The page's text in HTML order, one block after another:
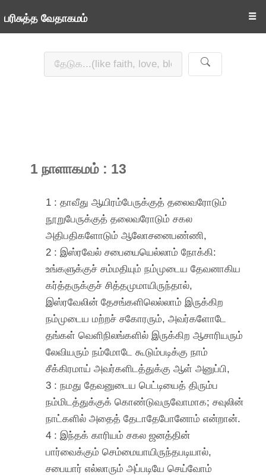
பரிசுத்த வேதாகமம் ☰
1 நாளாகமம் : 13
1 : தாவீது ஆயிரம்பேருக்குத் தலைவரோடும்
நூறுபேருக்குத் தலைவரோடும் சகல
அதிபதிகளோடும் ஆலோசனைபண்ணி,
2 : இஸ்ரவேல் சபையையெல்லாம் நோக்கி:
உங்களுக்குச் சம்மதியும் நம்முடைய தேவனாகிய
கர்த்தருக்குச் சித்தமுமாயிருந்தால்,
இஸ்ரவேலின் தேசங்களிலெல்லாம் இருக்கிற
நம்முடைய மற்றச் சகோரரும், அவர்களோடே
தங்கள் வெளிநிலங்களில் இருக்கிற ஆசாரியரும்
லேவியரும் நம்மோடே கூடும்படிக்கு நாம்
சீக்கிரமாய் அவர்களிடத்துக்கு ஆள் அனுப்பி,
3 : நமது தேவனுடைய பெட்டியைத் திரும்ப
நம்மிடத்துக்குக் கொண்டுவருவோமாக; சவுலின்
நாட்களில் அதைத் தேடாதேபோனோம் என்றான்.
4 : இந்தக் காரியம் சகல ஜனத்தின்
பார்வைக்கும் செம்மையாயிருந்தபடியால்,
சபையார் எல்லாரும் அப்படியே செய்வோம்